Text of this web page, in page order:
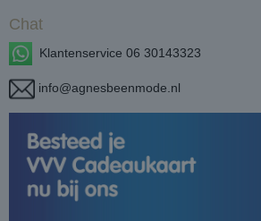
Chat
Klantenservice 06 30143323
info@agnesbeenmode.nl